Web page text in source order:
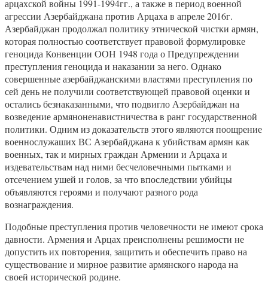
арцахской войны 1991-1994гг., а также в период военной
агрессии Азербайджана против Арцаха в апреле 2016г.
Азербайджан продолжал политику этнической чистки армян,
которая полностью соответствует правовой формулировке
геноцида Конвенции ООН 1948 года о Предупреждении
преступления геноцида и наказании за него. Однако
совершенные азербайджанскими властями преступления по
сей день не получили соответствующей правовой оценки и
остались безнаказанными, что подвигло Азербайджан на
возведение армяноненавистничества в ранг государственной
политики. Одним из доказательств этого являются поощрение
военнослужаших ВС Азербайджана к убийствам армян как
военных, так и мирных граждан Армении и Арцаха и
издевательствам над ними бесчеловечными пытками и
отсечением ушей и голов, за что впоследствии убийцы
объявляются героями и получают разного рода
вознаграждения.
Подобные преступления против человечности не имеют срока
давности. Армения и Арцах преисполнены решимости не
допустить их повторения, защитить и обеспечить право на
существование и мирное развитие армянского народа на
своей исторической родине.